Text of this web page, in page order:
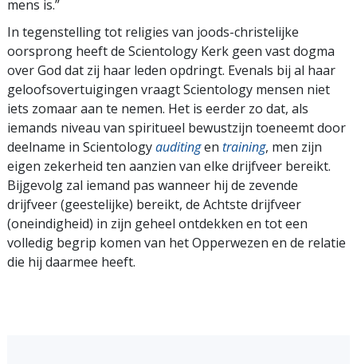
mens is.”
In tegenstelling tot religies van joods-christelijke
oorsprong heeft de Scientology Kerk geen vast dogma
over God dat zij haar leden opdringt. Evenals bij al haar
geloofsovertuigingen vraagt Scientology mensen niet
iets zomaar aan te nemen. Het is eerder zo dat, als
iemands niveau van spiritueel bewustzijn toeneemt door
deelname in Scientologyauditingen training, men zijn
eigen zekerheid ten aanzien van elke drijfveer bereikt.
Bijgevolg zal iemand pas wanneer hij de zevende
drijfveer (geestelijke) bereikt, de Achtste drijfveer
(oneindigheid) in zijn geheel ontdekken en tot een
volledig begrip komen van het Opperwezen en de relatie
die hij daarmee heeft.